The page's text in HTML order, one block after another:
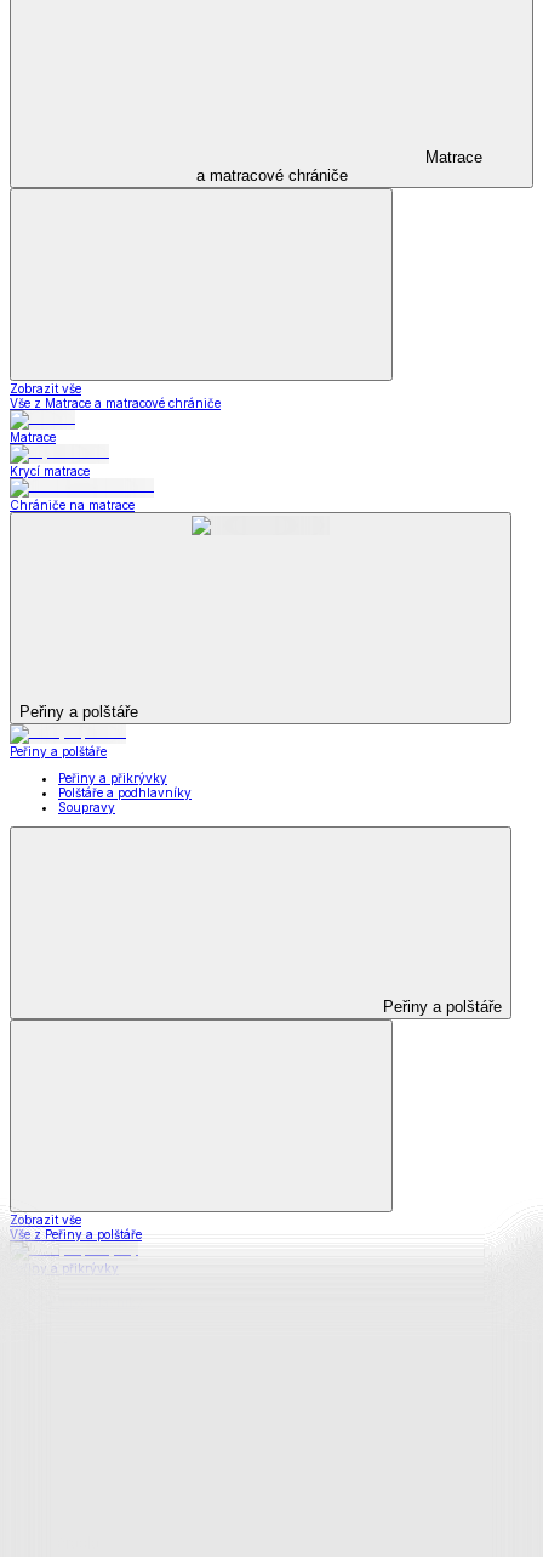
Matrace
a matracové chrániče
Zobrazit vše
Vše z Matrace a matracové chrániče
Matrace
Krycí matrace
Chrániče na matrace
Peřiny a polštáře
Peřiny a polštáře
Peřiny a přikrývky
Polštáře a podhlavníky
Soupravy
Peřiny a polštáře
Zobrazit vše
Vše z Peřiny a polštáře
Peřiny a přikrývky